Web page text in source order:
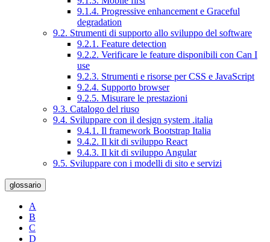
9.1.4. Progressive enhancement e Graceful
degradation
9.2. Strumenti di supporto allo sviluppo del software
9.2.1. Feature detection
9.2.2. Verificare le feature disponibili con Can I
use
9.2.3. Strumenti e risorse per CSS e JavaScript
9.2.4. Supporto browser
9.2.5. Misurare le prestazioni
9.3. Catalogo del riuso
9.4. Sviluppare con il design system .italia
9.4.1. Il framework Bootstrap Italia
9.4.2. Il kit di sviluppo React
9.4.3. Il kit di sviluppo Angular
9.5. Sviluppare con i modelli di sito e servizi
glossario
A
B
C
D